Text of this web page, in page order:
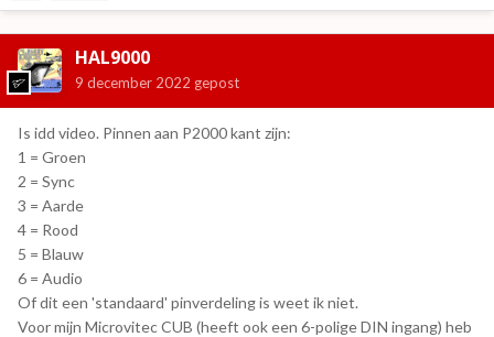
HAL9000
9 december 2022 gepost
Is idd video. Pinnen aan P2000 kant zijn:
1 = Groen
2 = Sync
3 = Aarde
4 = Rood
5 = Blauw
6 = Audio
Of dit een 'standaard' pinverdeling is weet ik niet.
Voor mijn Microvitec CUB (heeft ook een 6-polige DIN ingang) heb